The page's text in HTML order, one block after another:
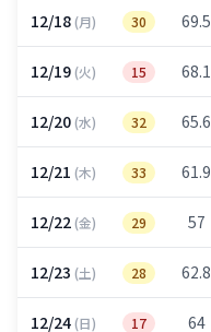
12/18(月) 30 69.5
12/19(火) 15 68.1
12/20(水) 32 65.6
12/21 (木) 33 61.9
12/22(金) 29 57
12/23 (土) 28 62.8
12/24(日) 17 64